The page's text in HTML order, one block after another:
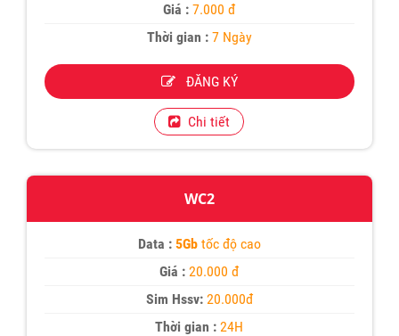
Giá :7.000 đ
Thời gian :7 Ngày
ĐĂNG KÝ
Chi tiết
WC2
Data :5Gb tốc độ cao
Giá :20.000 đ
Sim Hssv:20.000đ
Thời gian : 24H